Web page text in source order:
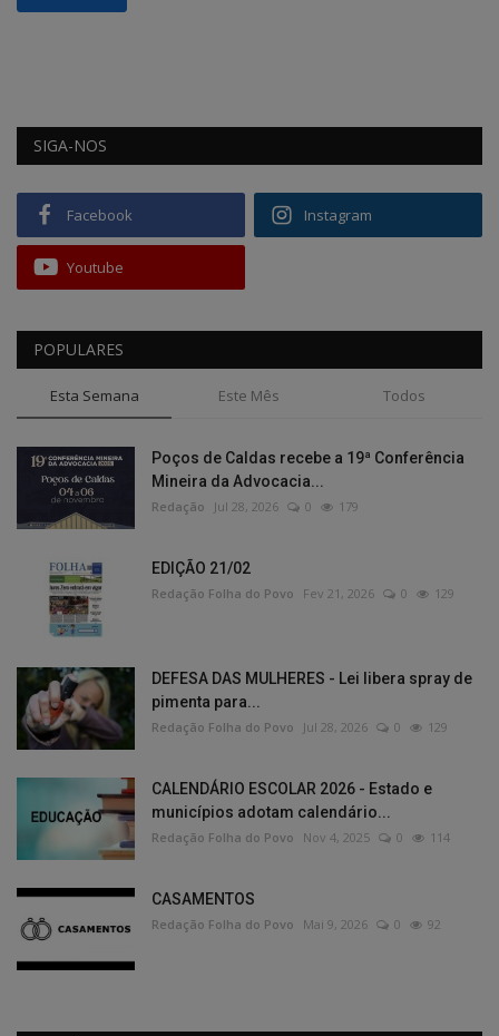
SIGA-NOS
Facebook Instagram
Youtube
POPULARES
Esta Semana Este Mês Todos
Poços de Caldas recebe a 19ª Conferência
Mineira da Advocacia...
Redação Jul 28, 2026 0 179
EDIÇÃO 21/02
Redação Folha do Povo Fev 21, 2026 0 129
DEFESA DAS MULHERES - Lei libera spray de
pimenta para...
Redação Folha do Povo Jul 28, 2026 0 129
CALENDÁRIO ESCOLAR 2026 - Estado e
municípios adotam calendário...
Redação Folha do Povo Nov 4, 2025 0 114
CASAMENTOS
Redação Folha do Povo Mai 9, 2026 0 92